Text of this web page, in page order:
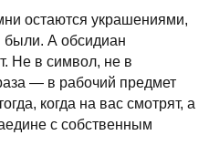
остаются украшениями,
были. А обсидиан
Не в символ, не в
— в рабочий предмет
когда на вас смотрят, а
с собственным